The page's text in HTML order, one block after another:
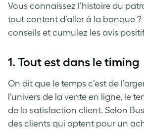
Vous connaissez l’histoire du
tout content d’aller à la banque ?
conseils et cumulez les avis
1. Tout est dans le timing
On dit que le temps c’est de
l’univers de la vente en ligne, le
de la satisfaction client. Selon
des clients qui optent pour un